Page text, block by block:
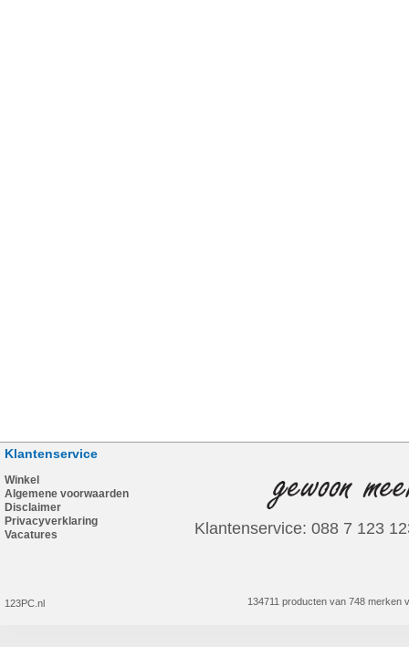
Klantenservice
Winkel
Algemene voorwaarden
Disclaimer
Privacyverklaring
Vacatures
123PC.nl
Klantenservice: 088 7 123
134711 producten van 748 merken